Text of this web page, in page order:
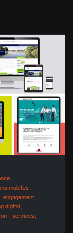
mobiles
engagement
digital
services